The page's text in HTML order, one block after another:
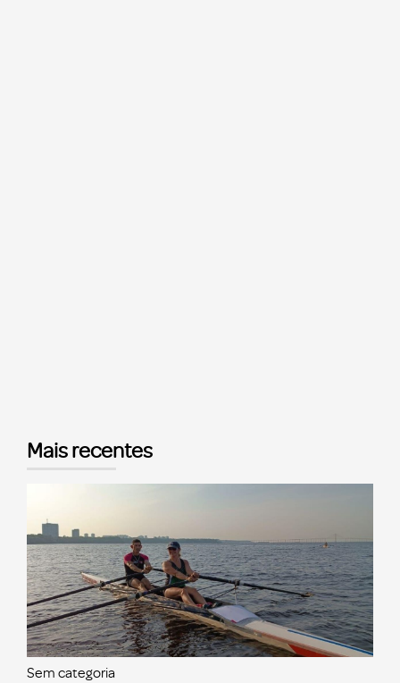
Mais recentes
Sem categoria